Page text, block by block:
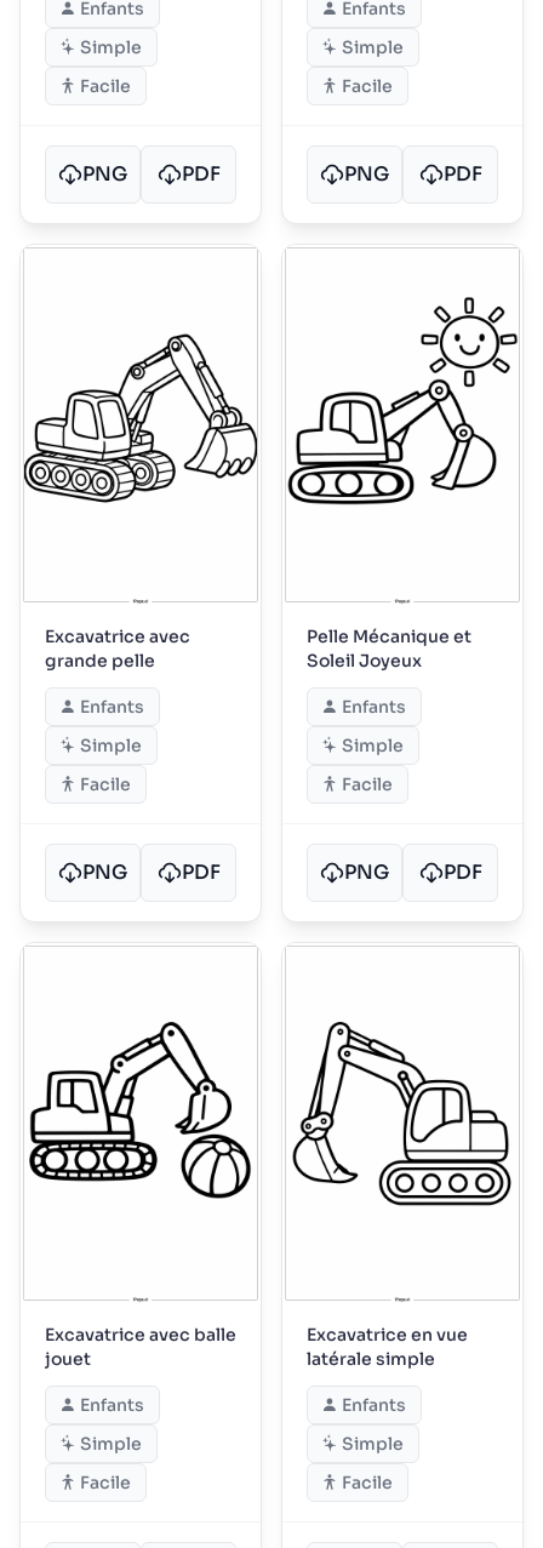
Enfants
Simple
Facile
PNG PDF
Enfants
Simple
Facile
PNG PDF
Excavatrice avec
grande pelle
Enfants
Simple
Facile
PNG PDF
Pelle Mécanique et
Soleil Joyeux
Enfants
Simple
Facile
PNG PDF
Excavatrice avec balle
jouet
Enfants
Simple
Facile
Excavatrice en vue
latérale simple
Enfants
Simple
Facile